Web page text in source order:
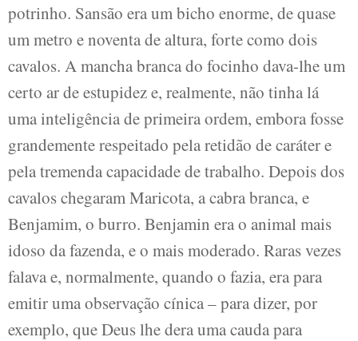
potrinho. Sansão era um bicho enorme, de quase
um metro e noventa de altura, forte como dois
cavalos. A mancha branca do focinho dava-lhe um
certo ar de estupidez e, realmente, não tinha lá
uma inteligência de primeira ordem, embora fosse
grandemente respeitado pela retidão de caráter e
pela tremenda capacidade de trabalho. Depois dos
cavalos chegaram Maricota, a cabra branca, e
Benjamim, o burro. Benjamin era o animal mais
idoso da fazenda, e o mais moderado. Raras vezes
falava e, normalmente, quando o fazia, era para
emitir uma observação cínica – para dizer, por
exemplo, que Deus lhe dera uma cauda para